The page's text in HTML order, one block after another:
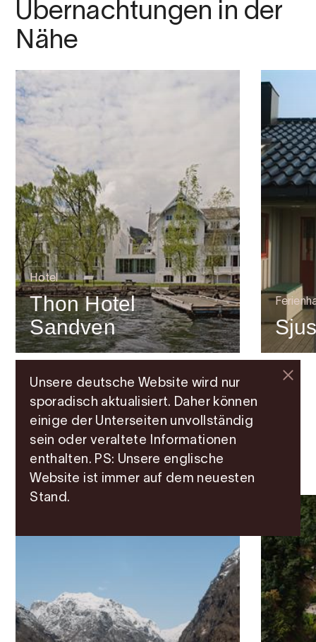
Übernachtungen in der
Nähe
Hotel
Thon Hotel
Sandven
Weitere Attraktionen
Unsere deutsche Website wird nur
sporadisch aktualisiert. Daher können
einige der Unterseiten unvollständig
sein oder veraltete Informationen
enthalten. PS: Unsere englische
Website ist immer auf dem neuesten
Stand.